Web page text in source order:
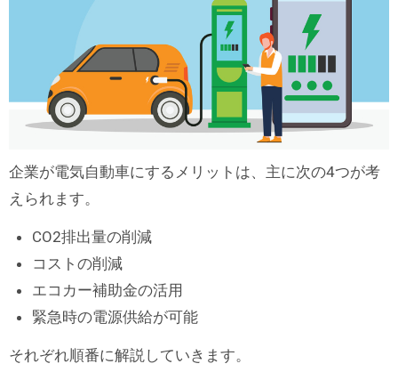
企業が電気自動車にするメリットは、主に次の4つが考
えられます。
CO2排出量の削減
コストの削減
エコカー補助金の活用
緊急時の電源供給が可能
それぞれ順番に解説していきます。